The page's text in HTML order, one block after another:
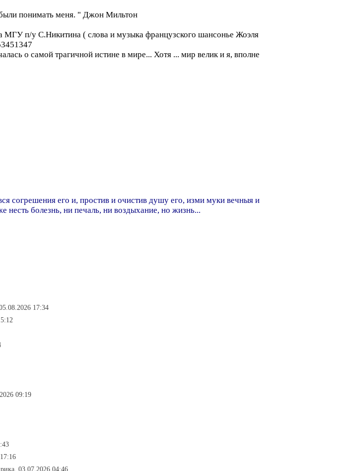
понимать меня. " Джон Мильтон
п/у С.Никитина ( слова и музыка французского шансонье Жоэля
о самой трагичной истине в мире... Хотя ... мир велик и я, вполне
согрешения его и, простив и очистив душу его, изми муки вечныя и
несть болезнь, ни печаль, ни воздыхание, но жизнь...
17:34
09:19
03.07.2026 04:46